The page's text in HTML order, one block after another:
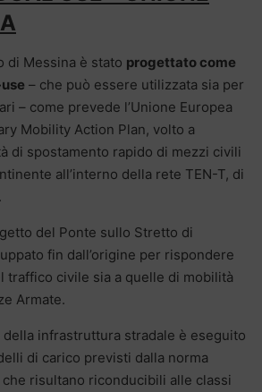
di Messina è stato progettato come
– che può essere utilizzata sia per
– come prevede l’Unione Europea
Mobility Action Plan, volto a
di spostamento rapido di mezzi civili
all’interno della rete TEN-T, di
del Ponte sullo Stretto di
fin dall’origine per rispondere
traffico civile sia a quelle di mobilità
Armate.
infrastruttura stradale è eseguito
di carico previsti dalla norma
che risultano riconducibili alle classi